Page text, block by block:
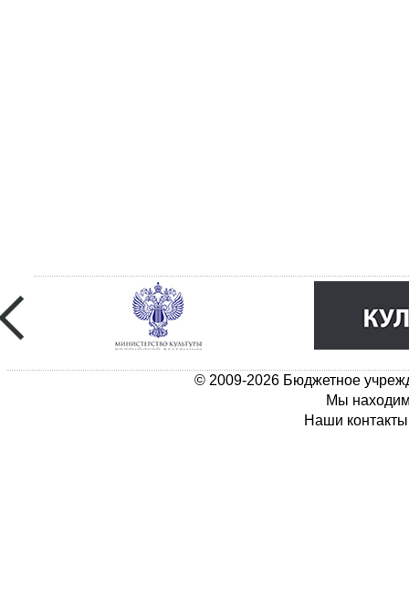
© 2009-2026 Бюджетное
Мы
Наши